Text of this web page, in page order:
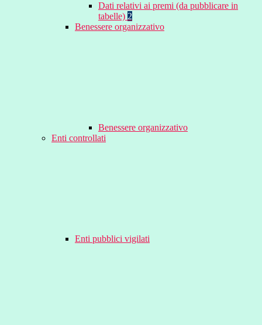
Dati relativi ai premi (da pubblicare in
tabelle) 2
Benessere organizzativo
Benessere organizzativo
Enti controllati
Enti pubblici vigilati